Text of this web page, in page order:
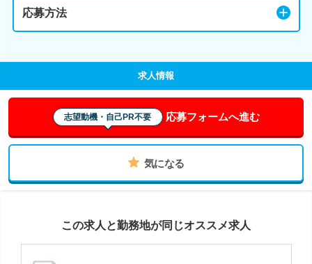
応募方法
求人情報
志望動機・自己PR不要 応募フォームへ進む
気になる
この求人と勤務地が同じオススメ求人